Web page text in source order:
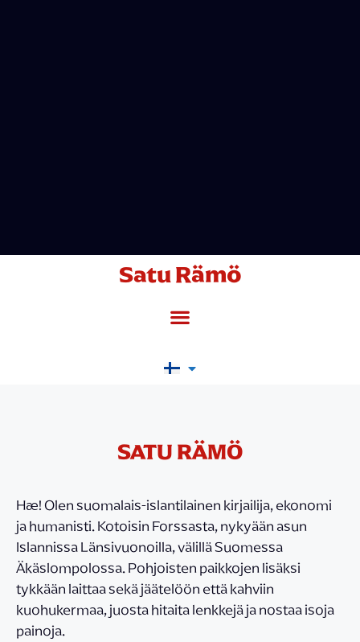
Satu Rämö
SATU RÄMÖ
Hæ! Olen suomalais-islantilainen kirjailija, ekonomi
ja humanisti. Kotoisin Forssasta, nykyään asun
Islannissa Länsivuonoilla, välillä Suomessa
Äkäslompolossa. Pohjoisten paikkojen lisäksi
tykkään laittaa sekä jäätelöön että kahviin
kuohukermaa, juosta hitaita lenkkejä ja nostaa isoja
painoja.